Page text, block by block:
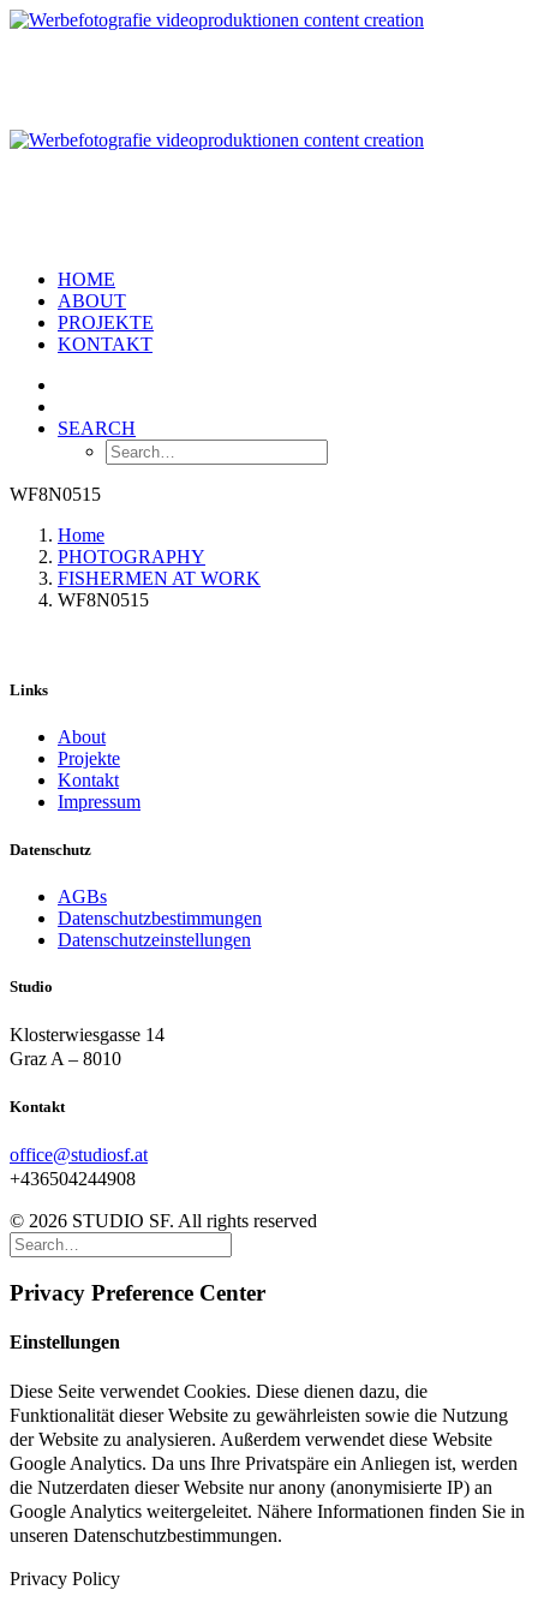
HOME
ABOUT
PROJEKTE
KONTAKT
SEARCH
WF8N0515
Home
PHOTOGRAPHY
FISHERMEN AT WORK
WF8N0515
Links
About
Projekte
Kontakt
Impressum
Datenschutz
AGBs
Datenschutzbestimmungen
Datenschutzeinstellungen
Studio
Klosterwiesgasse 14
Graz A – 8010
Kontakt
office@studiosf.at
+436504244908
© 2026 STUDIO SF. All rights reserved
Privacy Preference Center
Einstellungen
Diese Seite verwendet Cookies. Diese dienen dazu, die
Funktionalität dieser Website zu gewährleisten sowie die Nutzung
der Website zu analysieren. Außerdem verwendet diese Website
Google Analytics. Da uns Ihre Privatspäre ein Anliegen ist, werden
die Nutzerdaten dieser Website nur anony (anonymisierte IP) an
Google Analytics weitergeleitet. Nähere Informationen finden Sie in
unseren Datenschutzbestimmungen.
Privacy Policy